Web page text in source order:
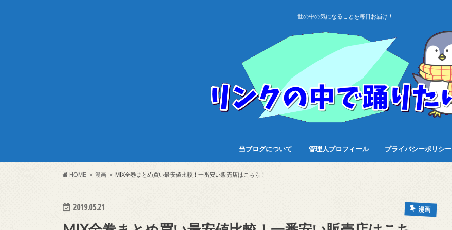
世の中の気になることを毎日お届け！
当ブログについて 管理人プロフィール プライバシーポリシー
HOME 漫画 MIX全巻まとめ買い最安値比較！一番安い販売店はこちら！
2019.05.21 漫画